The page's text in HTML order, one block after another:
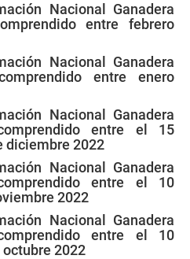
Nacional Ganadera
entre febrero
Nacional Ganadera
entre enero
Nacional Ganadera
entre el 15
diciembre 2022
Nacional Ganadera
entre el 10
2022
Nacional Ganadera
entre el 10
2022